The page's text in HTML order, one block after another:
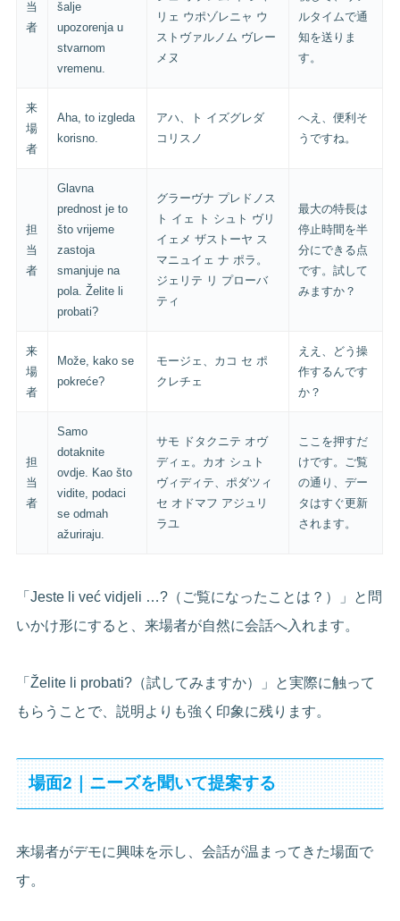
当
者
šalje
upozorenja u
stvarnom
vremenu.
リェ ウポゾレニャ ウ
ストヴァルノム ヴレー
メヌ
ルタイムで通
知を送りま
す。
来
場
者
Aha, to izgleda
korisno.
アハ、ト イズグレダ
コリスノ
へえ、便利そ
うですね。
担
当
者
Glavna
prednost je to
što vrijeme
zastoja
smanjuje na
pola. Želite li
probati?
グラーヴナ プレドノス
ト イェ ト シュト ヴリ
イェメ ザストーヤ ス
マニュイェ ナ ポラ。
ジェリテ リ プローバ
ティ
最大の特長は
停止時間を半
分にできる点
です。試して
みますか？
来
場
者
Može, kako se
pokreće?
モージェ、カコ セ ポ
クレチェ
ええ、どう操
作するんです
か？
担
当
者
Samo
dotaknite
ovdje. Kao što
vidite, podaci
se odmah
ažuriraju.
サモ ドタクニテ オヴ
ディェ。カオ シュト
ヴィディテ、ポダツィ
セ オドマフ アジュリ
ラユ
ここを押すだ
けです。ご覧
の通り、デー
タはすぐ更新
されます。
「Jeste li već vidjeli …?（ご覧になったことは？）」と問
いかけ形にすると、来場者が自然に会話へ入れます。
「Želite li probati?（試してみますか）」と実際に触って
もらうことで、説明よりも強く印象に残ります。
場面2｜ニーズを聞いて提案する
来場者がデモに興味を示し、会話が温まってきた場面で
す。